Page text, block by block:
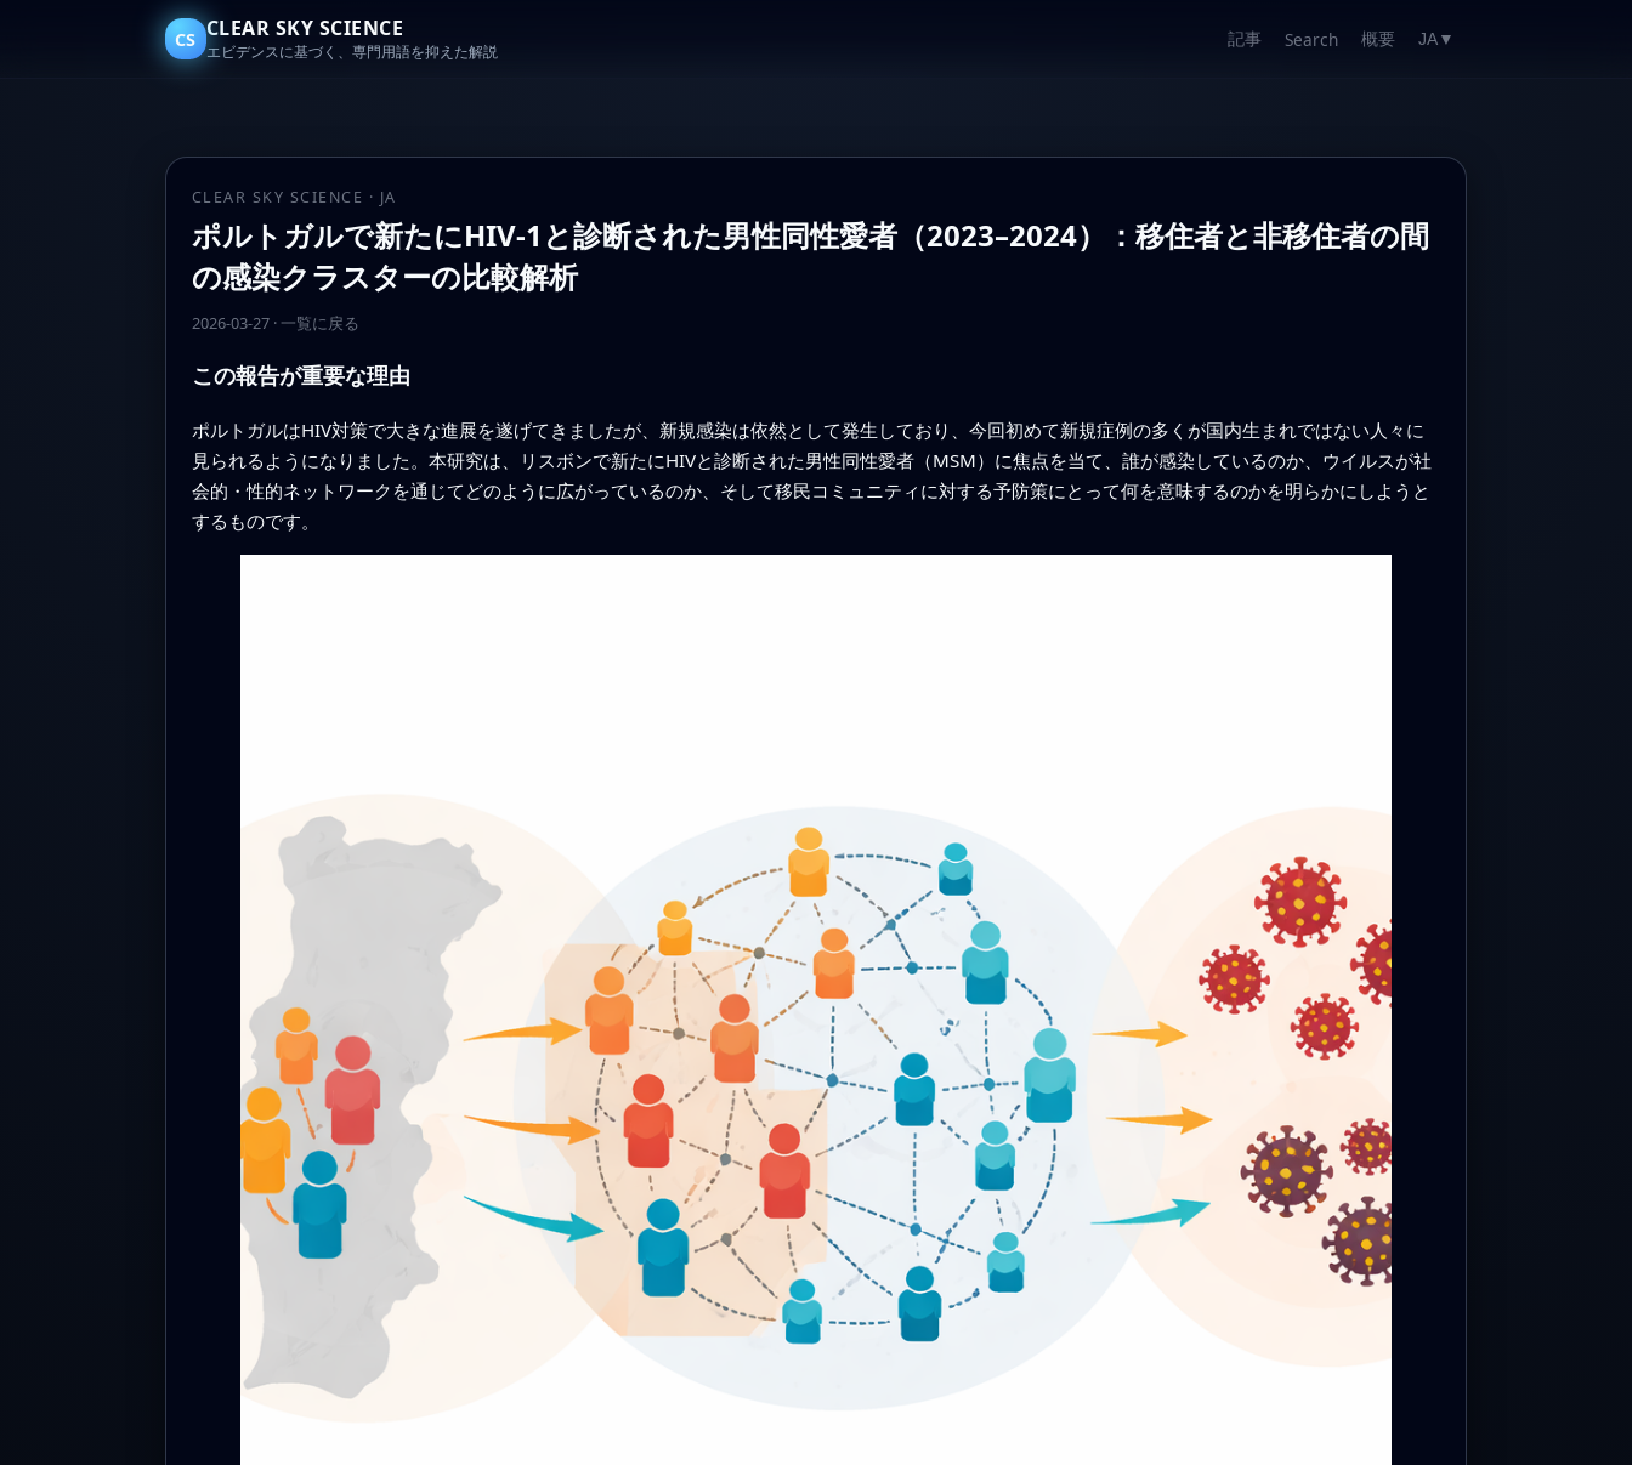
CS CLEAR SKY SCIENCE
エビデンスに基づく、専門用語を抑えた解説
記事 Search 概要 JA ▼
CLEAR SKY SCIENCE · JA
ポルトガルで新たにHIV-1と診断された男性同性愛者（2023–2024）：移住者と非移住者の間
の感染クラスターの比較解析
2026-03-27· 一覧に戻る
この報告が重要な理由
ポルトガルはHIV対策で大きな進展を遂げてきましたが、新規感染は依然として発生しており、今回初めて新規症例の多くが国内生まれではない人々に
見られるようになりました。本研究は、リスボンで新たにHIVと診断された男性同性愛者（MSM）に焦点を当て、誰が感染しているのか、ウイルスが社
会的・性的ネットワークを通じてどのように広がっているのか、そして移民コミュニティに対する予防策にとって何を意味するのかを明らかにしようと
するものです。